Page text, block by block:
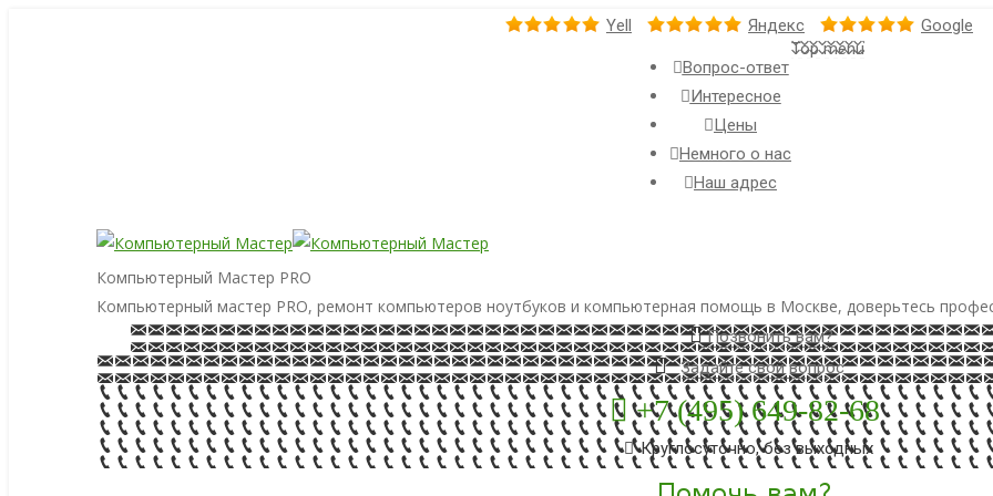
Yell Яндекс Google
Вопрос-ответ
Интересное
Цены
Немного о нас
Наш адрес
Top menu
Компьютерный Мастер PRO
Компьютерный мастер PRO, ремонт компьютеров ноутбуков и компьютерная помощь в Москве, доверьтесь
Позвонить вам?
Задайте свой вопрос
+7 (495) 649-82-68
Круглосуточно, без выходных